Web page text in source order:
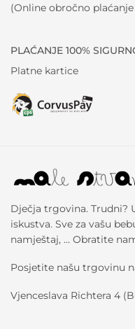
(Online obročno
PLAĆANJE 100%
Platne kartice
Dječja trgovina. Trudni?
iskustva. Sve za vašu
namještaj, … Obratite
Posjetite našu trgovinu
Vjenceslava Richtera 4